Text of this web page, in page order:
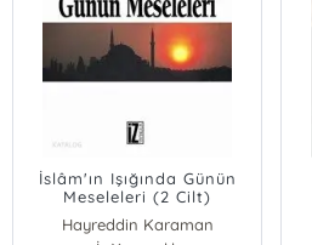
İslâm'ın Işığında Günün
Meseleleri (2 Cilt)
Hayreddin Karaman